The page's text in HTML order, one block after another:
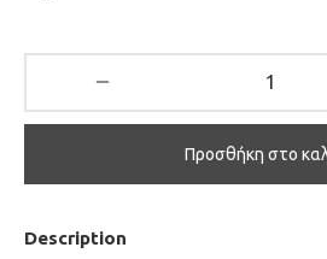
Προσθήκη στο
Description